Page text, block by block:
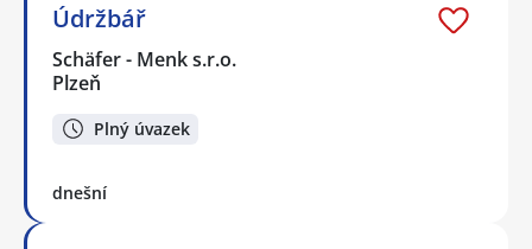
Údržbář
Schäfer - Menk s.r.o.
Plzeň
Plný úvazek
dnešní